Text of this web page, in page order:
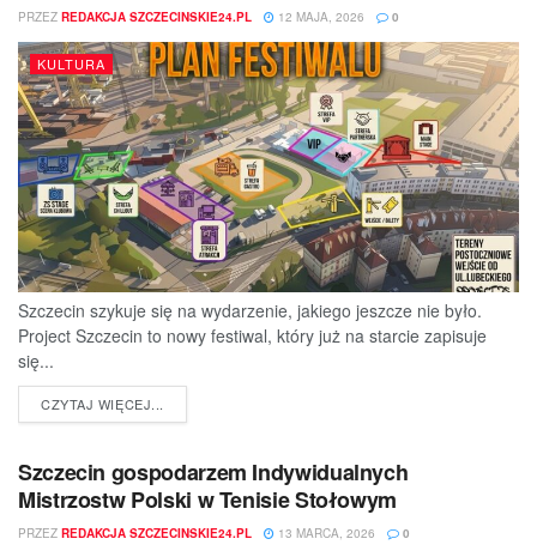
PRZEZ REDAKCJA SZCZECINSKIE24.PL 12 MAJA, 2026 0
KULTURA
Szczecin szykuje się na wydarzenie, jakiego jeszcze nie było.
Project Szczecin to nowy festiwal, który już na starcie zapisuje
się...
CZYTAJ WIĘCEJ...
Szczecin gospodarzem Indywidualnych
Mistrzostw Polski w Tenisie Stołowym
PRZEZ REDAKCJA SZCZECINSKIE24.PL 13 MARCA, 2026 0